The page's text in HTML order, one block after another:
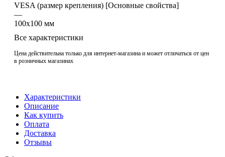
VESA (размер крепления) [Основные свойства]
—
100x100 мм
Все характеристики
Цена действительна только для интернет-магазина и может отличаться от цен
в розничных магазинах
Характеристики
Описание
Как купить
Оплата
Доставка
Отзывы